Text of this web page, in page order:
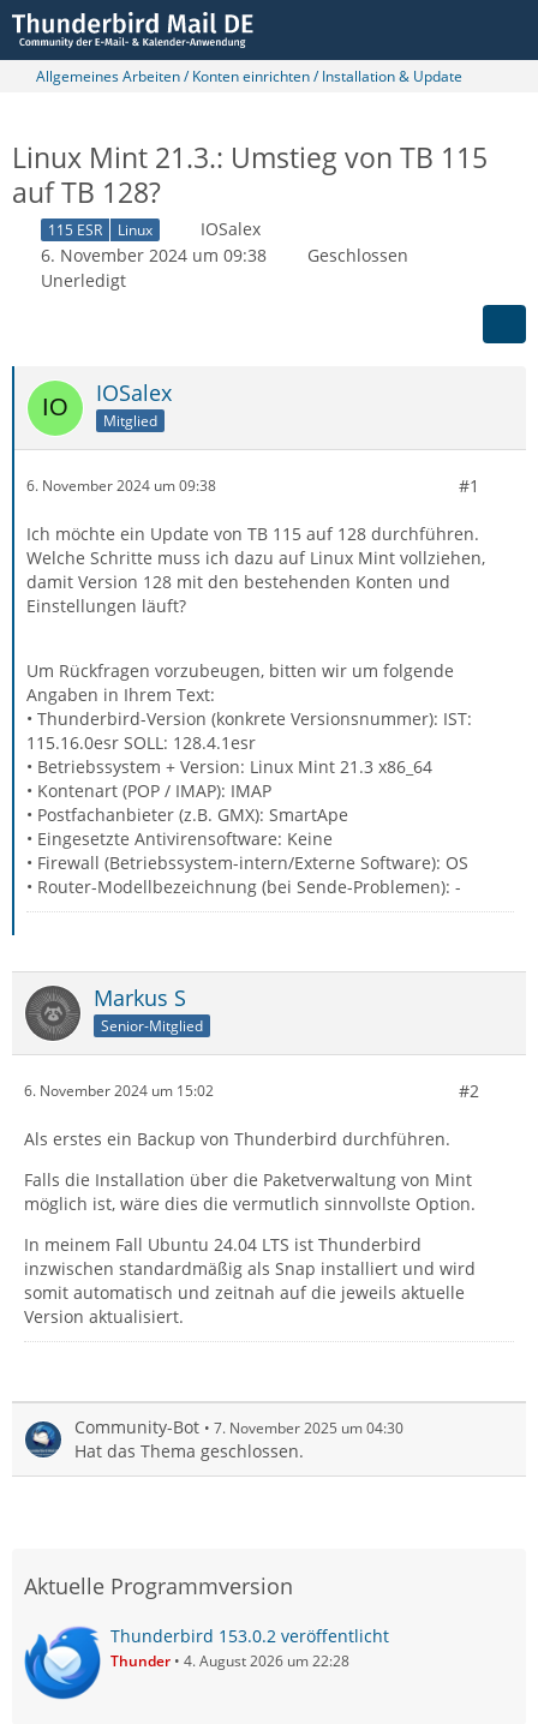
Allgemeines Arbeiten / Konten einrichten / Installation & Update
Linux Mint 21.3.: Umstieg von TB 115
auf TB 128?
115 ESR Linux
IOSalex
6. November 2024 um 09:38
Geschlossen
Unerledigt
IOSalex
Mitglied
6. November 2024 um 09:38 #1
Ich möchte ein Update von TB 115 auf 128 durchführen.
Welche Schritte muss ich dazu auf Linux Mint vollziehen,
damit Version 128 mit den bestehenden Konten und
Einstellungen läuft?
Um Rückfragen vorzubeugen, bitten wir um folgende
Angaben in Ihrem Text:
• Thunderbird-Version (konkrete Versionsnummer): IST:
115.16.0esr SOLL: 128.4.1esr
• Betriebssystem + Version: Linux Mint 21.3 x86_64
• Kontenart (POP / IMAP): IMAP
• Postfachanbieter (z.B. GMX): SmartApe
• Eingesetzte Antivirensoftware: Keine
• Firewall (Betriebssystem-intern/Externe Software): OS
• Router-Modellbezeichnung (bei Sende-Problemen): -
Markus S
Senior-Mitglied
6. November 2024 um 15:02 #2
Als erstes ein Backup von Thunderbird durchführen.
Falls die Installation über die Paketverwaltung von Mint
möglich ist, wäre dies die vermutlich sinnvollste Option.
In meinem Fall Ubuntu 24.04 LTS ist Thunderbird
inzwischen standardmäßig als Snap installiert und wird
somit automatisch und zeitnah auf die jeweils aktuelle
Version aktualisiert.
Community-Bot 7. November 2025 um 04:30
Hat das Thema geschlossen.
Aktuelle Programmversion
Thunderbird 153.0.2 veröffentlicht
Thunder 4. August 2026 um 22:28